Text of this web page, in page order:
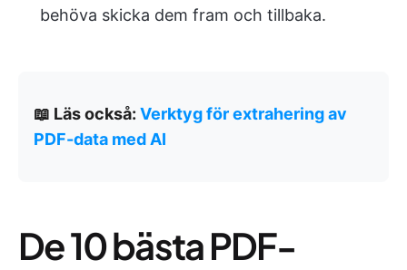
behöva skicka dem fram och tillbaka.
📖 Läs också: Verktyg för extrahering av
PDF-data med AI
De 10 bästa PDF-